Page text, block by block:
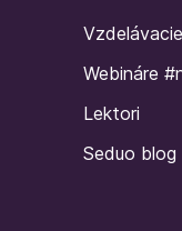
Webináre
Lektori
Seduo blog